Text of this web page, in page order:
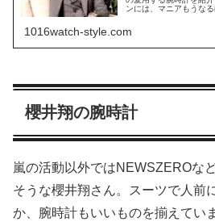
ンには、マニアもうな
1016watch-style.com
櫻井翔の腕時計
嵐の活動以外ではNEWSZEROな
そうな櫻井翔さん。スーツで人前
か、腕時計もいいものを揃えてい